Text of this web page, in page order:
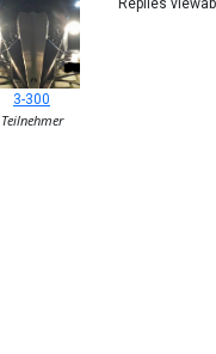
3-300
Teilnehmer
Replies